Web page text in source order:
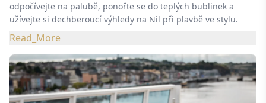
odpočívejte na palubě, ponořte se do teplých bublinek a
užívejte si dechberoucí výhledy na Nil při plavbě ve stylu.
Read_More